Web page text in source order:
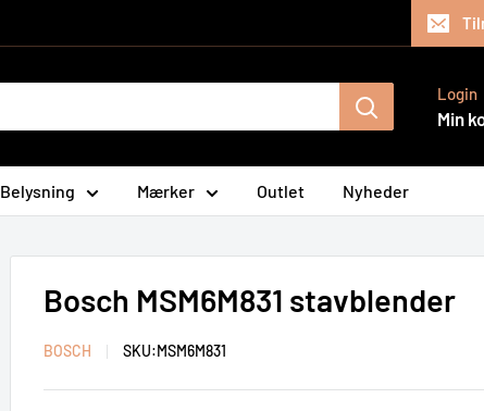
Login
Min
Belysning Mærker Outlet Nyheder
Bosch MSM6M831 stavblender
BOSCH SKU:MSM6M831